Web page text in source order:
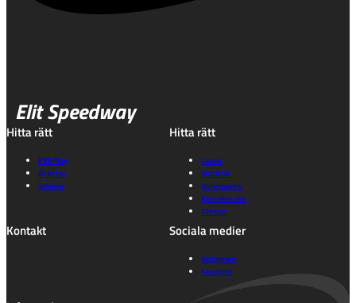
Elit Speedway
Hitta rätt
ESS Play
Biljetter
Schema
Hitta rätt
Lagen
Statistik
Nyhetsarkiv
Kontakta oss
Om oss
Kontakt Sociala medier
Instagram
Facebook